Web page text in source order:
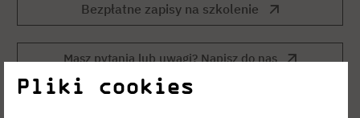
Bezpłatne zapisy na szkolenie
Masz pytania lub uwagi? Napisz do nas
Pliki cookies